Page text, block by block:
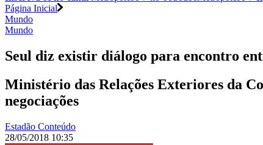
Página Inicial
Mundo
Mundo
Seul diz existir diálogo para encontro
Ministério das Relações Exteriores da
negociações
Estadão Conteúdo
28/05/2018 10:35